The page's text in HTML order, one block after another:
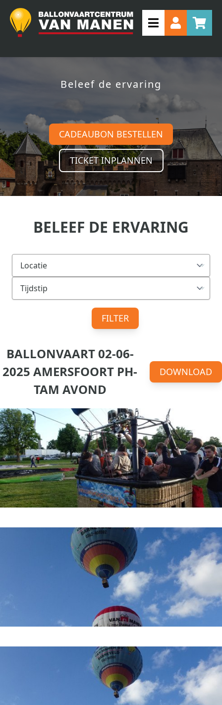
Beleef de ervaring
CADEAUBON BESTELLEN
TICKET INPLANNEN
BELEEF DE ERVARING
FILTER
BALLONVAART 02-06-
2025 AMERSFOORT PH-
TAM AVOND
DOWNLOAD